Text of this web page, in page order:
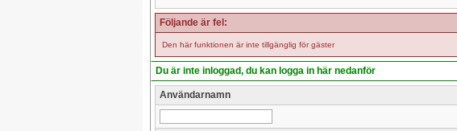
Följande är fel:
Den här funktionen är inte tillgänglig för gäster
Du är inte inloggad, du kan logga in här nedanför
Användarnamn